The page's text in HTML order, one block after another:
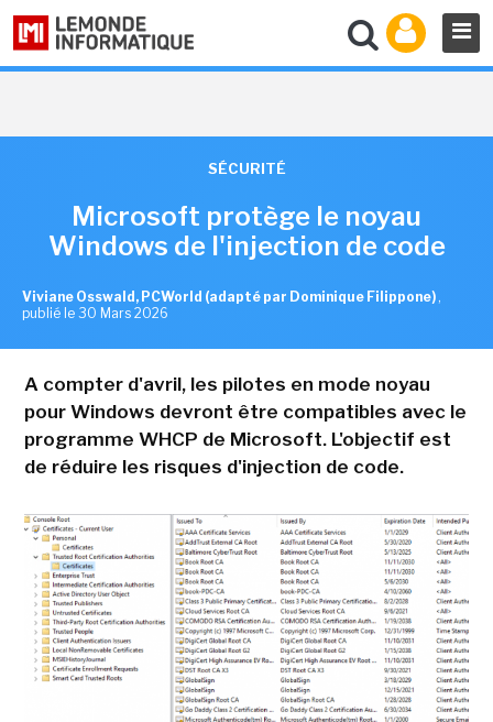
SÉCURITÉ
Microsoft protège le noyau
Windows de l'injection de code
Viviane Osswald, PCWorld (adapté par Dominique Filippone) ,
publié le 30 Mars 2026
A compter d'avril, les pilotes en mode noyau
pour Windows devront être compatibles avec le
programme WHCP de Microsoft. L'objectif est
de réduire les risques d'injection de code.